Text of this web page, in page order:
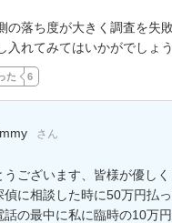
の落ち度が大きく調査を失
入れてみてはいかがでしょう
た 6
さん
うございます、皆様が優し
偵に相談した時に50万円払
話の最中に私に臨時の10万